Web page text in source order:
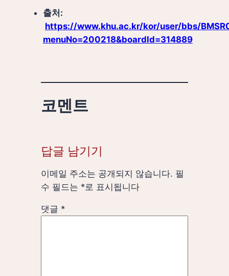
출처:
https://www.khu.ac.kr/kor/user/bbs/
menuNo=200218&boardId=314889
코멘트
답글 남기기
이메일 주소는 공개되지 않습니다. 필
수 필드는 *로 표시됩니다
댓글 *